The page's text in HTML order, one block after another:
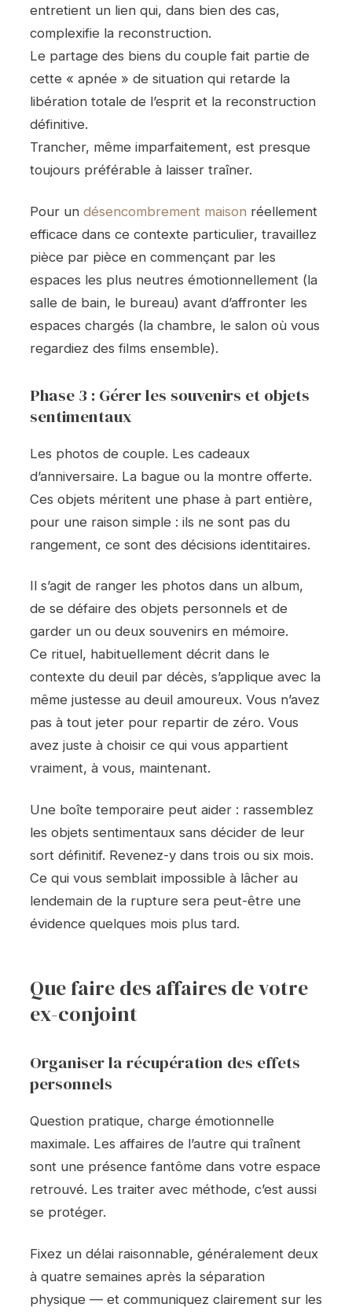
entretient un lien qui, dans bien des cas,
complexifie la reconstruction.
Le partage des biens du couple fait partie de
cette « apnée » de situation qui retarde la
libération totale de l’esprit et la reconstruction
définitive.
Trancher, même imparfaitement, est presque
toujours préférable à laisser traîner.
Pour un désencombrement maison réellement
efficace dans ce contexte particulier, travaillez
pièce par pièce en commençant par les
espaces les plus neutres émotionnellement (la
salle de bain, le bureau) avant d’affronter les
espaces chargés (la chambre, le salon où vous
regardiez des films ensemble).
Phase 3 : Gérer les souvenirs et objets
sentimentaux
Les photos de couple. Les cadeaux
d’anniversaire. La bague ou la montre offerte.
Ces objets méritent une phase à part entière,
pour une raison simple : ils ne sont pas du
rangement, ce sont des décisions identitaires.
Il s’agit de ranger les photos dans un album,
de se défaire des objets personnels et de
garder un ou deux souvenirs en mémoire.
Ce rituel, habituellement décrit dans le
contexte du deuil par décès, s’applique avec la
même justesse au deuil amoureux. Vous n’avez
pas à tout jeter pour repartir de zéro. Vous
avez juste à choisir ce qui vous appartient
vraiment, à vous, maintenant.
Une boîte temporaire peut aider : rassemblez
les objets sentimentaux sans décider de leur
sort définitif. Revenez-y dans trois ou six mois.
Ce qui vous semblait impossible à lâcher au
lendemain de la rupture sera peut-être une
évidence quelques mois plus tard.
Que faire des affaires de votre
ex-conjoint
Organiser la récupération des effets
personnels
Question pratique, charge émotionnelle
maximale. Les affaires de l’autre qui traînent
sont une présence fantôme dans votre espace
retrouvé. Les traiter avec méthode, c’est aussi
se protéger.
Fixez un délai raisonnable, généralement deux
à quatre semaines après la séparation
physique — et communiquez clairement sur les